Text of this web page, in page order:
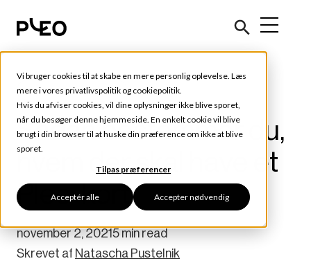
Vi bruger cookies til at skabe en mere personlig oplevelse. Læs
mere i vores privatlivspolitik og cookiepolitik.
Hvis du afviser cookies, vil dine oplysninger ikke blive sporet,
når du besøger denne hjemmeside. En enkelt cookie vil blive
brugt i din browser til at huske din præference om ikke at blive
sporet.
Tilpas præferencer
Acceptér alle Accepter nødvendig
Rejser og udgifter
Sådan bestemmer du,
hvem der skal have et
Pleo-kort
november 2, 20215 min read
Skrevet af Natascha Pustelnik